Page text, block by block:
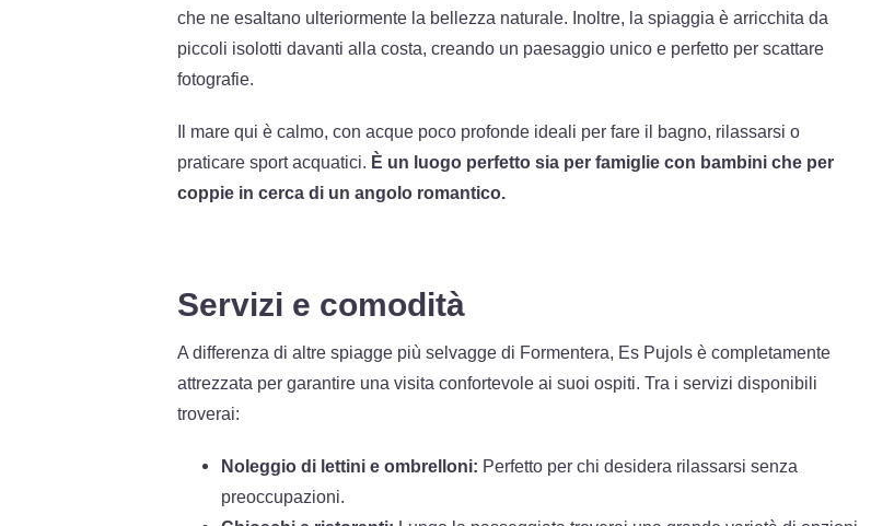
che ne esaltano ulteriormente la bellezza naturale. Inoltre, la spiaggia è arricchita da
piccoli isolotti davanti alla costa, creando un paesaggio unico e perfetto per scattare
fotografie.
Il mare qui è calmo, con acque poco profonde ideali per fare il bagno, rilassarsi o
praticare sport acquatici. È un luogo perfetto sia per famiglie con bambini che per
coppie in cerca di un angolo romantico.
Servizi e comodità
A differenza di altre spiagge più selvagge di Formentera, Es Pujols è completamente
attrezzata per garantire una visita confortevole ai suoi ospiti. Tra i servizi disponibili
troverai:
Noleggio di lettini e ombrelloni: Perfetto per chi desidera rilassarsi senza
preoccupazioni.